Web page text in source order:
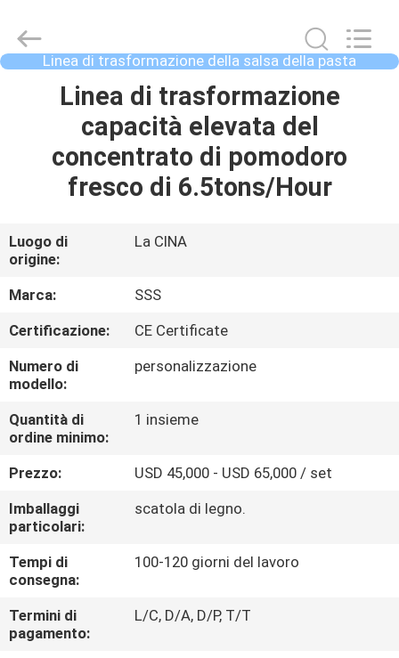
CASA.
PRODOTTI
SU
DI
NOI
VISITA
ALLA
FABBRICA
CONTROLLO
DELLA
QUALITÀ
CONTATTACI
Machinery
Technology
Co.,
Ltd.
Linea di trasformazione della salsa della pasta
dell'inceppamento
Linea di trasformazione
capacità elevata del
concentrato di pomodoro
fresco di 6.5tons/Hour
Luogo di
origine:
La CINA
Marca:
SSS
Certificazione:
CE Certificate
Numero di
modello:
personalizzazione
Quantità di
ordine minimo:
1 insieme
Prezzo:
USD 45,000 - USD 65,000 / set
Imballaggi
particolari:
scatola di legno.
Tempi di
consegna:
100-120 giorni del lavoro
Termini di
pagamento:
L/C, D/A, D/P, T/T